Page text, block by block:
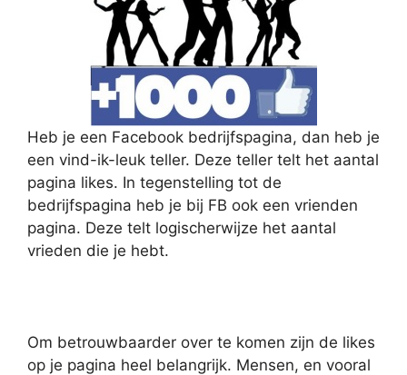
Heb je een Facebook bedrijfspagina, dan heb je
een vind-ik-leuk teller. Deze teller telt het aantal
pagina likes. In tegenstelling tot de
bedrijfspagina heb je bij FB ook een vrienden
pagina. Deze telt logischerwijze het aantal
vrieden die je hebt.
Om betrouwbaarder over te komen zijn de likes
op je pagina heel belangrijk. Mensen, en vooral